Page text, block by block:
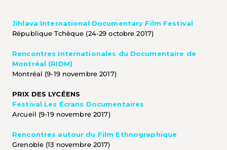
Jihlava International Documentary Film Festival
République Tchèque (24-29 octobre 2017)
Rencontres Internationales du Documentaire de
Montréal (RIDM)
Montréal (9-19 novembre 2017)
PRIX DES LYCÉENS
Festival Les Écrans Documentaires
Arcueil (9-19 novembre 2017)
Rencontres autour du Film Ethnographique
Grenoble (13 novembre 2017)